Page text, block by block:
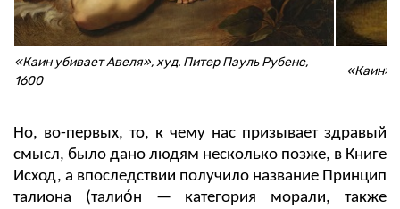
«Каин убивает Авеля», худ. Питер Пауль Рубенс,
1600
«Каин»,
Но, во-первых, то, к чему нас призывает здравый
смысл, было дано людям несколько позже, в Книге
Исход, а впоследствии получило название Принцип
талиона (талио́н — категория морали, также